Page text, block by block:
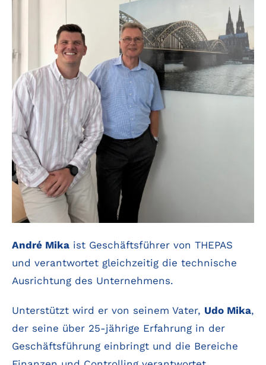
André Mika ist Geschäftsführer von THEPAS
und verantwortet gleichzeitig die technische
Ausrichtung des Unternehmens.
Unterstützt wird er von seinem Vater, Udo Mika,
der seine über 25-jährige Erfahrung in der
Geschäftsführung einbringt und die Bereiche